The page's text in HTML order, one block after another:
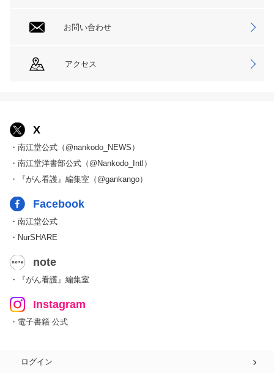
お問い合わせ
アクセス
X
・南江堂公式（@nankodo_NEWS）
・南江堂洋書部公式（@Nankodo_Intl）
・『がん看護』編集室（@gankango）
Facebook
・南江堂公式
・NurSHARE
note
・『がん看護』編集室
Instagram
・電子書籍 公式
ログイン